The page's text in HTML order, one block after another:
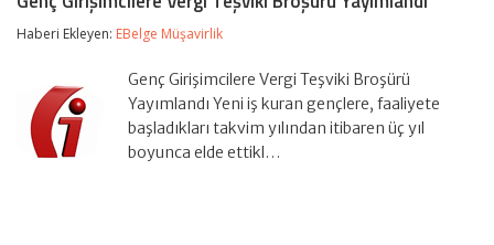
Vergi
Teşviki
Broşürü
Haberi Ekleyen: EBelge Müşavirlik
Genç Girişimcilere Vergi Teşviki Broşürü
Yayımlandı Yeni iş kuran gençlere, faaliyete
başladıkları takvim yılından itibaren üç yıl
boyunca elde ettikl…